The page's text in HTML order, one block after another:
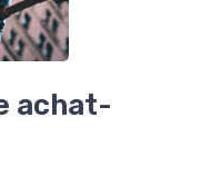
achat-